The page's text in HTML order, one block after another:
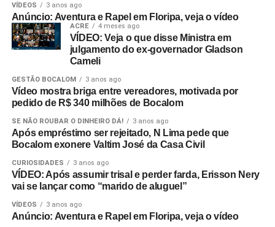
VÍDEOS 3 anos ago
Anúncio: Aventura e Rapel em Floripa, veja o vídeo
ACRE 4 meses ago
VÍDEO: Veja o que disse Ministra em
julgamento do ex-governador Gladson
Cameli
GESTÃO BOCALOM 3 anos ago
Vídeo mostra briga entre vereadores, motivada por
pedido de R$ 340 milhões de Bocalom
SE NÃO ROUBAR O DINHEIRO DÁ! 3 anos ago
Após empréstimo ser rejeitado, N Lima pede que
Bocalom exonere Valtim José da Casa Civil
CURIOSIDADES 3 anos ago
VÍDEO: Após assumir trisal e perder farda, Erisson Nery
vai se lançar como “marido de aluguel”
VÍDEOS 3 anos ago
Anúncio: Aventura e Rapel em Floripa, veja o vídeo